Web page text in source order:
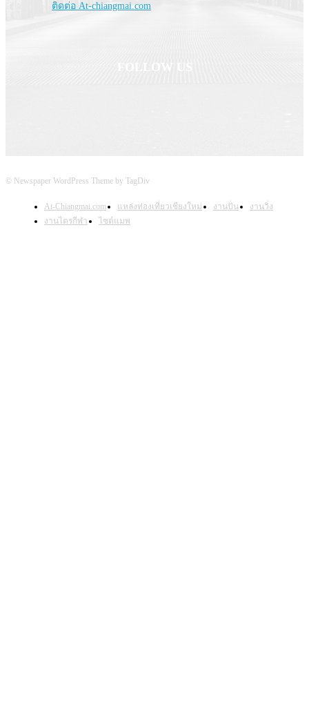
ติดต่อ At-chiangmai.com
© Newspaper WordPress Theme by TagDiv
At-Chiangmai.com แหล่งท่องเที่ยวเชียงใหม่ งานปั่น
งานวิ่ง
งานไตรกีฬา
ไซต์แมพ